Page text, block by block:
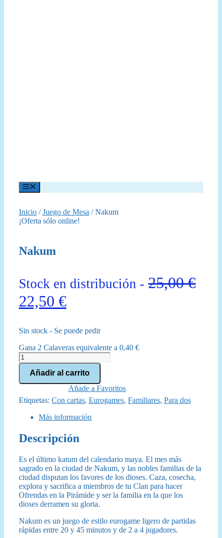
Menú
Inicio /Juego de Mesa / Nakum
¡Oferta sólo online!
Nakum
Stock en distribución - 25,00€
El
original
era:
25,00 €.
22,50 €El
actual
es:
22,50 €.
Sin stock - Se puede pedir
Gana 2 Calaveras equivalente a 0,40 €
Nakum
cantidad
Añadir al carrito
Añade a Favoritos
Etiquetas: Con cartas, Eurogames, Familiares, Para dos
Más información
Descripción
Es el último katum del calendario maya. El mes más
sagrado en la ciudad de Nakum, y las nobles familias de la
ciudad disputan los favores de los dioses. Caza, cosecha,
explora y sacrifica a miembros de tu Clan para hacer
Ofrendas en la Pirámide y ser la familia en la que los
dioses derramen su gloria.
Nakum es un juego de estilo eurogame ligero de partidas
rápidas entre 20 y 45 minutos y de 2 a 4 jugadores.